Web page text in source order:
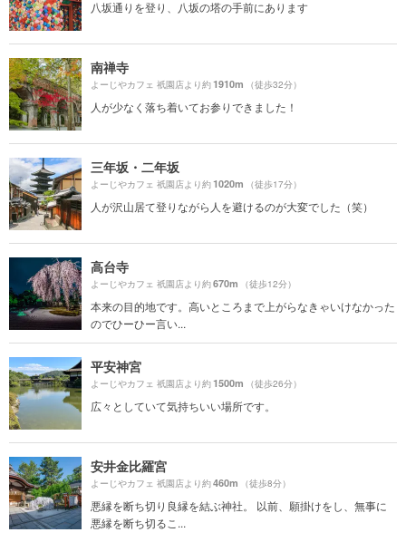
八坂通りを登り、八坂の塔の手前にあります
南禅寺
よーじやカフェ 祇園店より約1910m （徒歩32分）
人が少なく落ち着いてお参りできました！
三年坂・二年坂
よーじやカフェ 祇園店より約1020m （徒歩17分）
人が沢山居て登りながら人を避けるのが大変でした（笑）
高台寺
よーじやカフェ 祇園店より約670m （徒歩12分）
本来の目的地です。高いところまで上がらなきゃいけなかった
のでひーひー言い...
平安神宮
よーじやカフェ 祇園店より約1500m （徒歩26分）
広々としていて気持ちいい場所です。
安井金比羅宮
よーじやカフェ 祇園店より約460m （徒歩8分）
悪縁を断ち切り良縁を結ぶ神社。 以前、願掛けをし、無事に
悪縁を断ち切るこ...